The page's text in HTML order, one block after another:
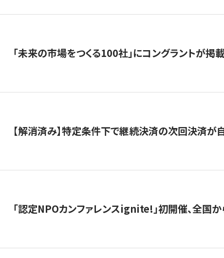
「未来の市場をつくる100社」にコングラントが掲
【解消済み】特定条件下で継続決済の次回決済
「認定NPOカンファレンスignite!」初開催、全国